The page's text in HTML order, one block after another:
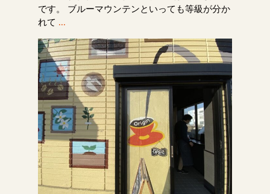
です。 ブルーマウンテンといっても等級が分か
れて ...